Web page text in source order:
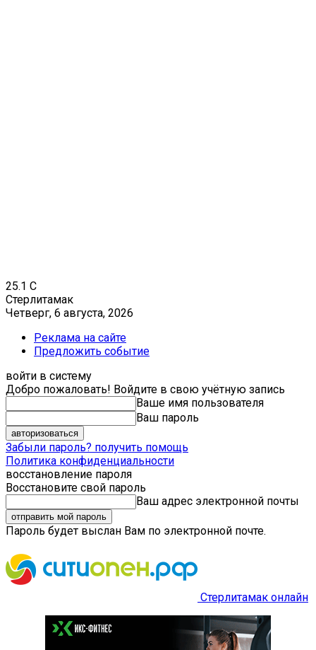
25.1 C
Стерлитамак
Четверг, 6 августа, 2026
Реклама на сайте
Предложить событие
войти в систему
Добро пожаловать! Войдите в свою учётную запись
Ваше имя пользователя
Ваш пароль
Забыли пароль? получить помощь
Политика конфиденциальности
восстановление пароля
Восстановите свой пароль
Ваш адрес электронной почты
Пароль будет выслан Вам по электронной почте.
Стерлитамак онлайн